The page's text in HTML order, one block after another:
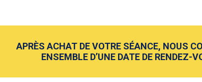
APRÈS ACHAT DE VOTRE SÉANCE, NOUS
ENSEMBLE D’UNE DATE DE RENDEZ-